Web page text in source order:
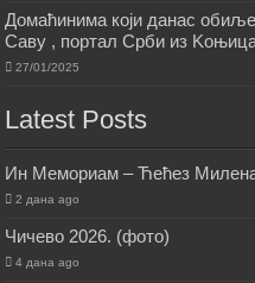
Домаћинима који данас
Саву , портал Срби из Kоњица
27/01/2025
Latest Posts
Ин Мемориам – Ћећез
2 дана ago
Чичево 2026. (фото)
4 дана ago